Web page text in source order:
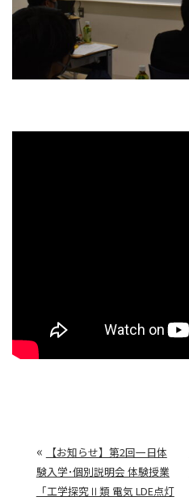
«
【お知らせ】第2回一日体
験入学･個別説明会 体験授業
「工学探究Ⅱ類 電気 LDE点灯